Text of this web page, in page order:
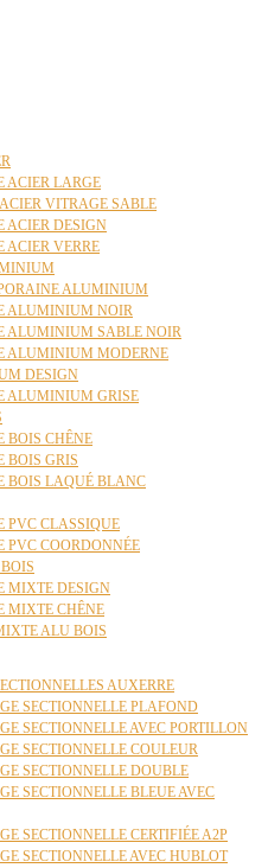
ACIER LARGE
ACIER VITRAGE SABLE
ACIER DESIGN
ACIER VERRE
ALUMINIUM
ALUMINIUM NOIR
ALUMINIUM SABLE NOIR
ALUMINIUM MODERNE
DESIGN
ALUMINIUM GRISE
BOIS CHÊNE
BOIS GRIS
BOIS LAQUÉ BLANC
PVC CLASSIQUE
PVC COORDONNÉE
MIXTE DESIGN
MIXTE CHÊNE
ALU BOIS
AUXERRE
SECTIONNELLE PLAFOND
SECTIONNELLE AVEC PORTILLON
SECTIONNELLE COULEUR
SECTIONNELLE DOUBLE
SECTIONNELLE BLEUE AVEC
SECTIONNELLE CERTIFIÉE A2P
SECTIONNELLE AVEC HUBLOT